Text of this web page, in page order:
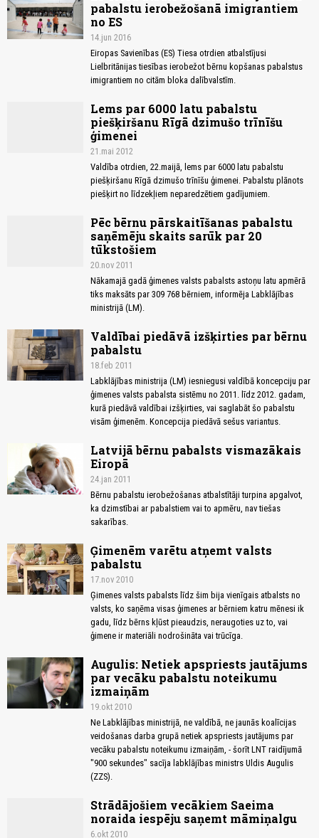
pabalstu ierobežošanā imigrantiem
no ES
14.jun 2016
Eiropas Savienības (ES) Tiesa otrdien atbalstījusi
Lielbritānijas tiesības ierobežot bērnu kopšanas pabalstus
imigrantiem no citām bloka dalībvalstīm.
Lems par 6000 latu pabalstu
piešķiršanu Rīgā dzimušo trīnīšu
ģimenei
21.mai 2012
Valdība otrdien, 22.maijā, lems par 6000 latu pabalstu
piešķiršanu Rīgā dzimušo trīnīšu ģimenei. Pabalstu plānots
piešķirt no līdzekļiem neparedzētiem gadījumiem.
Pēc bērnu pārskaitīšanas pabalstu
saņēmēju skaits sarūk par 20
tūkstošiem
20.nov 2011
Nākamajā gadā ģimenes valsts pabalsts astoņu latu apmērā
tiks maksāts par 309 768 bērniem, informēja Labklājības
ministrijā (LM).
Valdībai piedāvā izšķirties par bērnu
pabalstu
18.feb 2011
Labklājības ministrija (LM) iesniegusi valdībā koncepciju par
ģimenes valsts pabalsta sistēmu no 2011. līdz 2012. gadam,
kurā piedāvā valdībai izšķirties, vai saglabāt šo pabalstu
visām ģimenēm. Koncepcija piedāvā sešus variantus.
Latvijā bērnu pabalsts vismazākais
Eiropā
24.jan 2011
Bērnu pabalstu ierobežošanas atbalstītāji turpina apgalvot,
ka dzimstībai ar pabalstiem vai to apmēru, nav tiešas
sakarības.
Ģimenēm varētu atņemt valsts
pabalstu
17.nov 2010
Ģimenes valsts pabalsts līdz šim bija vienīgais atbalsts no
valsts, ko saņēma visas ģimenes ar bērniem katru mēnesi ik
gadu, līdz bērns kļūst pieaudzis, neraugoties uz to, vai
ģimene ir materiāli nodrošināta vai trūcīga.
Augulis: Netiek apspriests jautājums
par vecāku pabalstu noteikumu
izmaiņām
19.okt 2010
Ne Labklājības ministrijā, ne valdībā, ne jaunās koalīcijas
veidošanas darba grupā netiek apspriests jautājums par
vecāku pabalstu noteikumu izmaiņām, - šorīt LNT raidījumā
"900 sekundes" sacīja labklājības ministrs Uldis Augulis
(ZZS).
Strādājošiem vecākiem Saeima
noraida iespēju saņemt māmiņalgu
6.okt 2010